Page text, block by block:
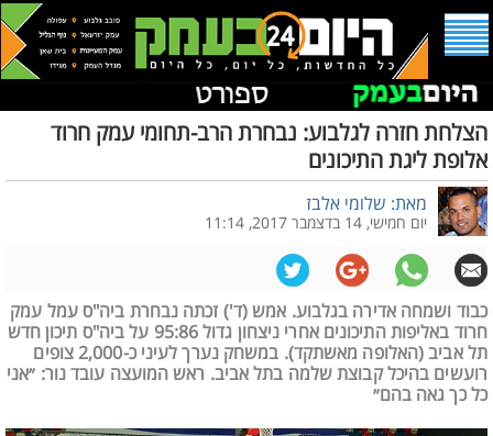
הצלחת חזרה לגלבוע: נבחרת הרב-תחומי עמק חרוד
אלופת ליגת התיכונים
מאת: שלומי אלבז
יום חמישי, 14 בדצמבר 2017, 11:14
כבוד ושמחה אדירה בגלבוע. אמש (ד') זכתה נבחרת ביה"ס עמל עמק
חרוד באליפות התיכונים אחרי ניצחון גדול 95:86 על ביה"ס תיכון חדש
תל אביב (האלופה מאשתקד). במשחק נערך לעיני כ-2,000 צופים
רועשים בהיכל קבוצת שלמה בתל אביב. ראש המועצה עובד נור: ״אני
כל כך גאה בהם״